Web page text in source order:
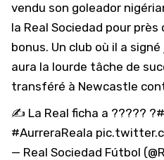
vendu son goleador
la Real Sociedad pour près
bonus. Un club où il a
aura la lourde tâche de
transféré à Newcastle
✍ La Real ficha a ????? ?
#AurreraReala
— Real Sociedad Fútbol